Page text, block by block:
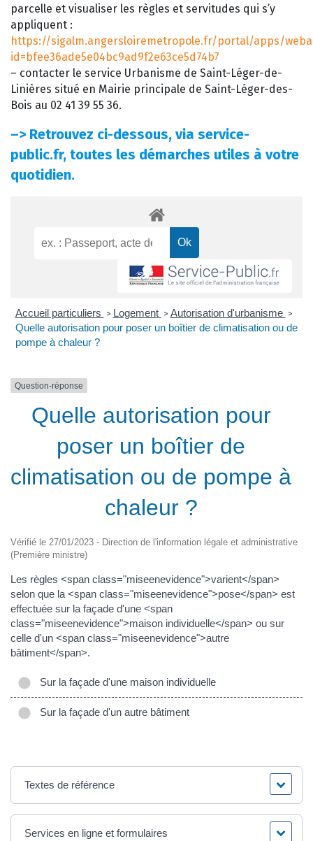
parcelle et visualiser les règles et servitudes qui s’y
appliquent :
https://sigalm.angersloiremetropole.fr/portal/apps/
id=bfee36ade5e04bc9ad9f2e63ce5d74b7
– contacter le service Urbanisme de Saint-Léger-de-
Linières situé en Mairie principale de Saint-Léger-des-
Bois au 02 41 39 55 36.
–> Retrouvez ci-dessous, via service-
public.fr, toutes les démarches utiles à votre
quotidien.
Accueil particuliers > Logement > Autorisation d'urbanisme >
Quelle autorisation pour poser un boîtier de climatisation ou de
pompe à chaleur ?
Question-réponse
Quelle autorisation pour
poser un boîtier de
climatisation ou de pompe à
chaleur ?
Vérifié le 27/01/2023 - Direction de l'information légale et administrative
(Première ministre)
Les règles <span class="miseenevidence">varient</span>
selon que la <span class="miseenevidence">pose</span> est
effectuée sur la façade d'une <span
class="miseenevidence">maison individuelle</span> ou sur
celle d'un <span class="miseenevidence">autre
bâtiment</span>.
Sur la façade d'une maison individuelle
Sur la façade d'un autre bâtiment
Textes de référence
Services en ligne et formulaires